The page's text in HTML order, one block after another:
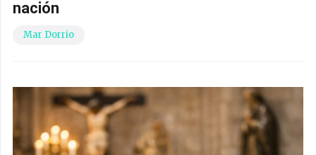
nación
Mar Dorrio